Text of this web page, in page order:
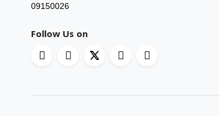
09150026
Follow Us on